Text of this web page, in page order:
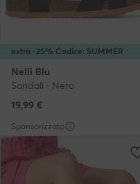
extra -25% Codice: SUMMER
Nelli Blu
Sandali · Nero
19,99 €
Sponsorizzato